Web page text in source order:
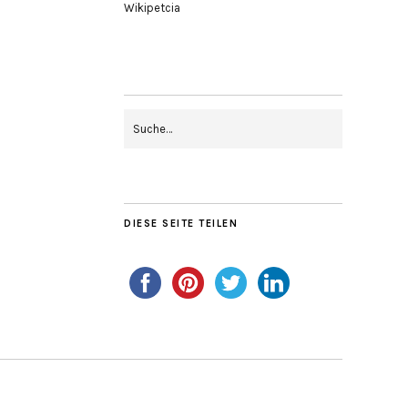
Wikipetcia
DIESE SEITE TEILEN